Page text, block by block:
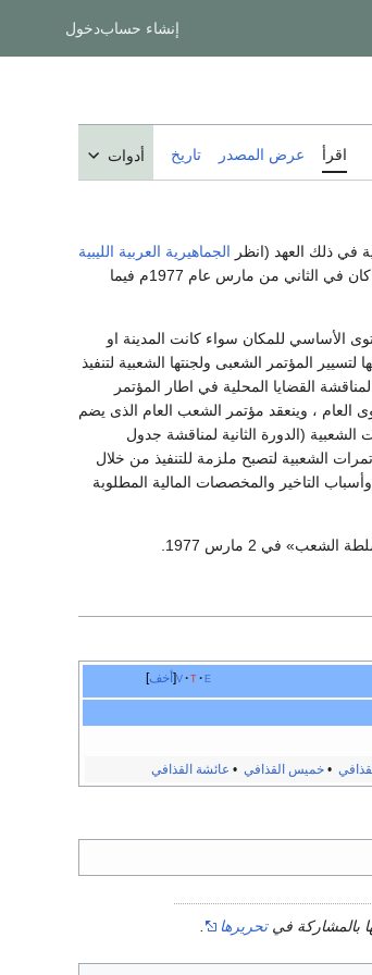
إنشاء حسابدخول
اقرأ عرض المصدر تاريخ أدوات
في ذلك العهد (انظر الجماهيرية العربية الليبية
، أول ورود لهذا الاسم كان في الثاني من مارس عام 1977م فيما
الأساسي للمكان سواء كانت المدينة او
المؤتمر الشعبى ولجنتها الشعبية لتنفيذ
القضايا المحلية في اطار المؤتمر
العام ، وينعقد مؤتمر الشعب العام الذى يضم
(الدورة الثانية لمناقشة جدول
الشعبية لتصبح ملزمة للتنفيذ من خلال
التاخير والمخصصات المالية المطلوبة
في 2 مارس 1977.
أخف v t e
•خميس القذافي • عائشة القذافي
بالمشاركة فيتحريرها .